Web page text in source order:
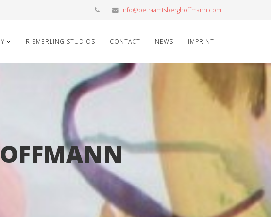
info@petraamtsberghoffmann.com
RIEMERLING STUDIOS CONTACT NEWS IMPRINT